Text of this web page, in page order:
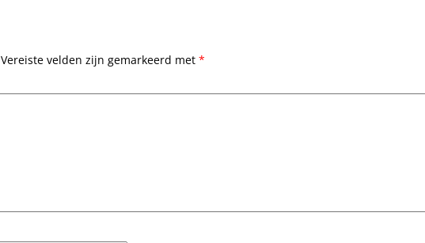
Vereiste velden zijn gemarkeerd met *